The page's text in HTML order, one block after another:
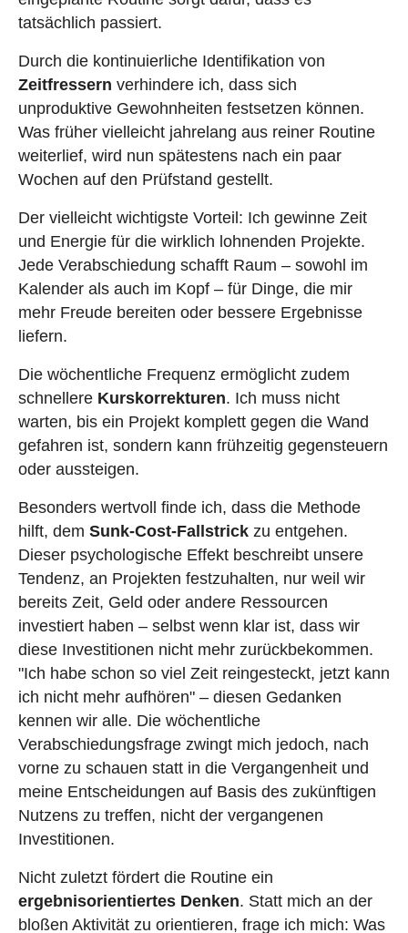
tatsächlich passiert.
Durch die kontinuierliche Identifikation von
Zeitfressern verhindere ich, dass sich
unproduktive Gewohnheiten festsetzen können.
Was früher vielleicht jahrelang aus reiner Routine
weiterlief, wird nun spätestens nach ein paar
Wochen auf den Prüfstand gestellt.
Der vielleicht wichtigste Vorteil: Ich gewinne Zeit
und Energie für die wirklich lohnenden Projekte.
Jede Verabschiedung schafft Raum – sowohl im
Kalender als auch im Kopf – für Dinge, die mir
mehr Freude bereiten oder bessere Ergebnisse
liefern.
Die wöchentliche Frequenz ermöglicht zudem
schnellere Kurskorrekturen. Ich muss nicht
warten, bis ein Projekt komplett gegen die Wand
gefahren ist, sondern kann frühzeitig gegensteuern
oder aussteigen.
Besonders wertvoll finde ich, dass die Methode
hilft, dem Sunk-Cost-Fallstrick zu entgehen.
Dieser psychologische Effekt beschreibt unsere
Tendenz, an Projekten festzuhalten, nur weil wir
bereits Zeit, Geld oder andere Ressourcen
investiert haben – selbst wenn klar ist, dass wir
diese Investitionen nicht mehr zurückbekommen.
"Ich habe schon so viel Zeit reingesteckt, jetzt kann
ich nicht mehr aufhören" – diesen Gedanken
kennen wir alle. Die wöchentliche
Verabschiedungsfrage zwingt mich jedoch, nach
vorne zu schauen statt in die Vergangenheit und
meine Entscheidungen auf Basis des zukünftigen
Nutzens zu treffen, nicht der vergangenen
Investitionen.
Nicht zuletzt fördert die Routine ein
ergebnisorientiertes Denken. Statt mich an der
bloßen Aktivität zu orientieren, frage ich mich: Was